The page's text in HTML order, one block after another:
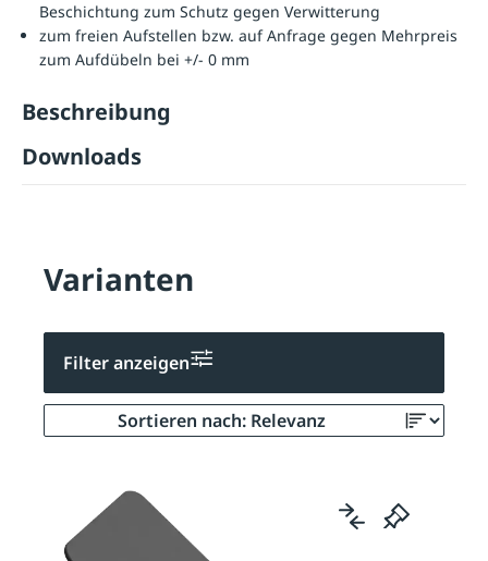
Beschichtung zum Schutz gegen Verwitterung
zum freien Aufstellen bzw. auf Anfrage gegen Mehrpreis
zum Aufdübeln bei +/- 0 mm
Beschreibung
Downloads
Varianten
Filter anzeigen